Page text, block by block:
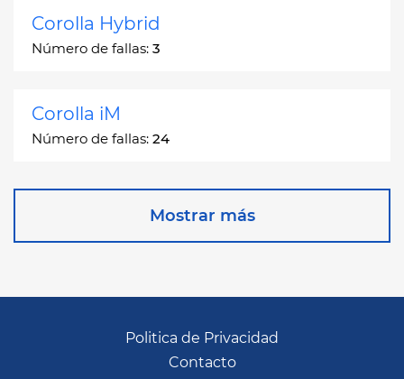
Corolla Hybrid
Número de fallas: 3
Corolla iM
Número de fallas: 24
Corona Station Wagon
Mostrar más
Politica de Privacidad
Contacto